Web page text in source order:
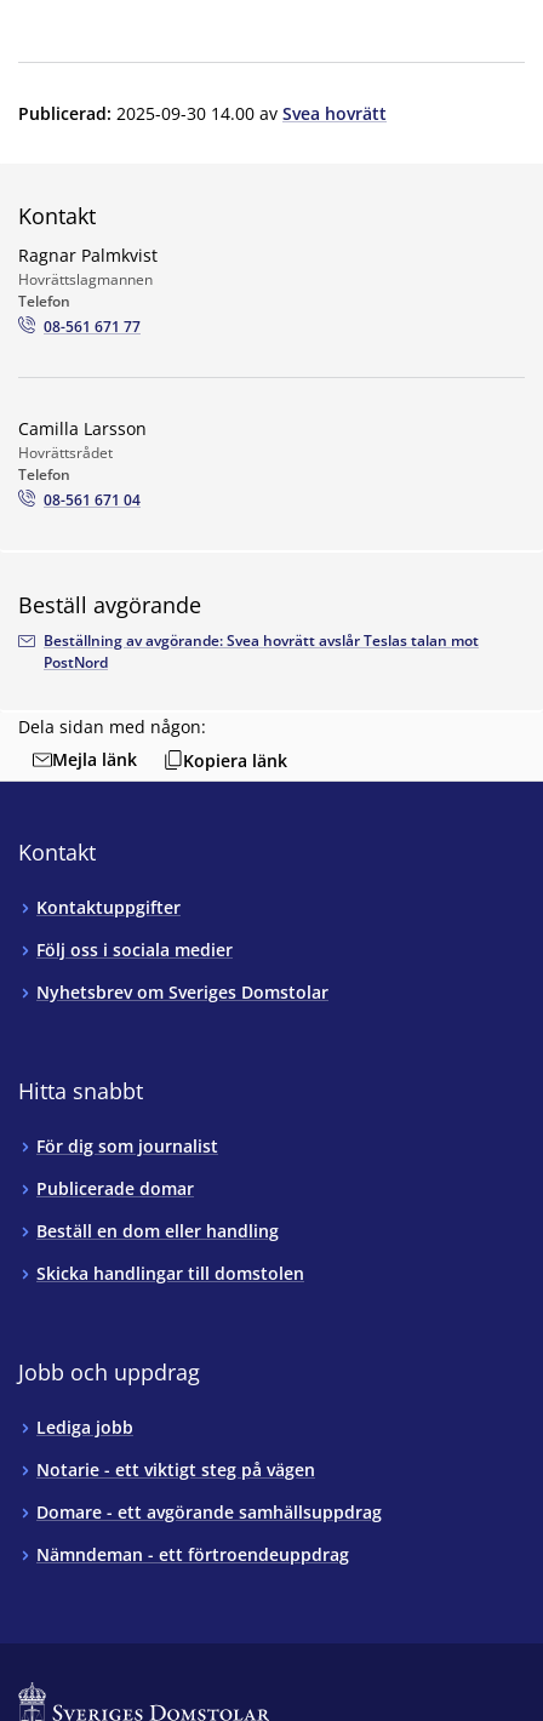
Publicerad: 2025-09-30 14.00 av Svea hovrätt
Dela sidan med någon:
Mejla länk
Kopiera länk
Kontakt
Ragnar Palmkvist
Hovrättslagmannen
Telefon
08-561 671 77
Camilla Larsson
Hovrättsrådet
Telefon
08-561 671 04
Beställ avgörande
Beställning av avgörande: Svea hovrätt avslår Teslas talan mot
PostNord
Kontakt
Kontaktuppgifter
Följ oss i sociala medier
Nyhetsbrev om Sveriges Domstolar
Hitta snabbt
För dig som journalist
Publicerade domar
Beställ en dom eller handling
Skicka handlingar till domstolen
Jobb och uppdrag
Lediga jobb
Notarie - ett viktigt steg på vägen
Domare - ett avgörande samhällsuppdrag
Nämndeman - ett förtroendeuppdrag